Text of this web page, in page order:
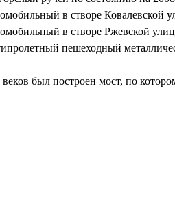
в створе Ковалевской
в створе Ржевской
пешеходный
был построен мост, по